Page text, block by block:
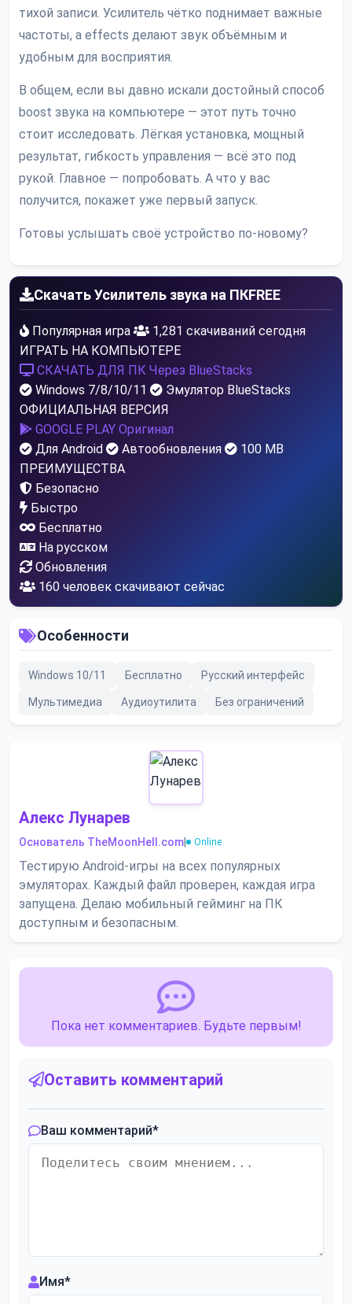
тихой записи. Усилитель чётко поднимает важные
частоты, а effects делают звук объёмным и
удобным для восприятия.
В общем, если вы давно искали достойный способ
boost звука на компьютере — этот путь точно
стоит исследовать. Лёгкая установка, мощный
результат, гибкость управления — всё это под
рукой. Главное — попробовать. А что у вас
получится, покажет уже первый запуск.
Готовы услышать своё устройство по-новому?
Скачать Усилитель звука на ПКFREE
Популярная игра
1,281 скачиваний сегодня
ИГРАТЬ НА КОМПЬЮТЕРЕ
СКАЧАТЬ ДЛЯ ПК Через BlueStacks
Windows 7/8/10/11
Эмулятор BlueStacks
ОФИЦИАЛЬНАЯ ВЕРСИЯ
GOOGLE PLAY Оригинал
Для Android
Автообновления
100 MB
ПРЕИМУЩЕСТВА
Безопасно
Быстро
Бесплатно
На русском
Обновления
160 человек скачивают сейчас
Особенности
Windows 10/11 Бесплатно Русский интерфейс
Мультимедиа Аудиоутилита Без ограничений
Алекс Лунарев
Основатель TheMoonHell.com Online
Тестирую Android-игры на всех популярных
эмуляторах. Каждый файл проверен, каждая игра
запущена. Делаю мобильный гейминг на ПК
доступным и безопасным.
Пока нет комментариев. Будьте первым!
Оставить комментарий
Ваш комментарий*
Имя*